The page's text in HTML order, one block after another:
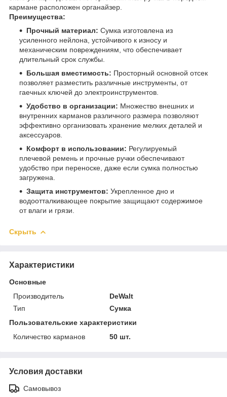
кармане расположен органайзер.
Преимущества:
Прочный материал: Сумка изготовлена из
усиленного нейлона, устойчивого к износу и
механическим повреждениям, что обеспечивает
длительный срок службы.
Большая вместимость: Просторный основной отсек
позволяет разместить различные инструменты, от
гаечных ключей до электроинструментов.
Удобство в организации: Множество внешних и
внутренних карманов различного размера позволяют
эффективно организовать хранение мелких деталей и
аксессуаров.
Комфорт в использовании: Регулируемый
плечевой ремень и прочные ручки обеспечивают
удобство при переноске, даже если сумка полностью
загружена.
Защита инструментов: Укрепленное дно и
водоотталкивающее покрытие защищают содержимое
от влаги и грязи.
Скрыть
Характеристики
Основные
Производитель
DeWalt
Тип
Сумка
Пользовательские характеристики
Количество карманов
50 шт.
Условия доставки
Самовывоз